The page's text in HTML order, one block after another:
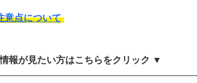
意点について
報が見たい方はこちらをクリック ▼